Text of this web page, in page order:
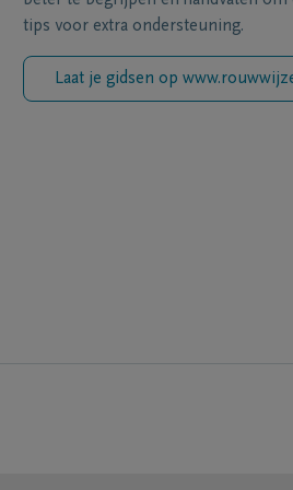
tips voor extra ondersteuning.
Laat je gidsen op